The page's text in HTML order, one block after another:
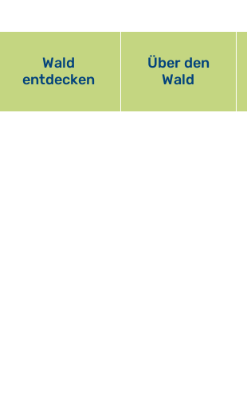
Wald
entdecken
Über den
Wald